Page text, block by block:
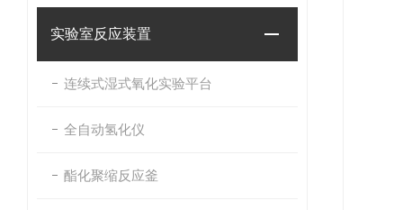
实验室反应装置
连续式湿式氧化实验平台
全自动氢化仪
酯化聚缩反应釜